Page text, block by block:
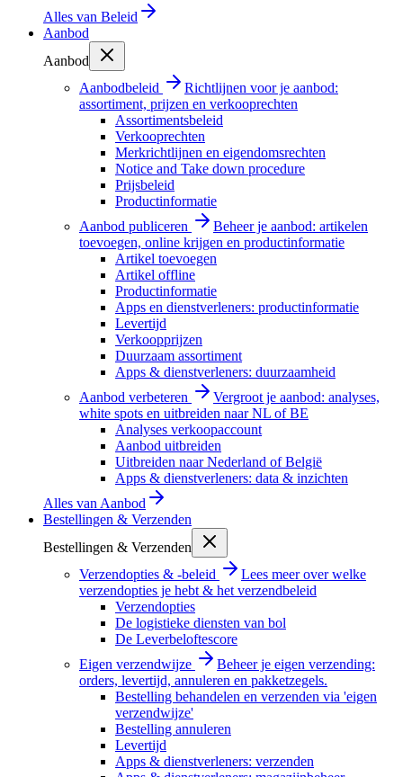
Alles van Beleid
Aanbod
Aanbod
Aanbodbeleid
Richtlijnen voor je aanbod:
assortiment, prijzen en verkooprechten
Assortimentsbeleid
Verkooprechten
Merkrichtlijnen en eigendomsrechten
Notice and Take down procedure
Prijsbeleid
Productinformatie
Aanbod publiceren
Beheer je aanbod: artikelen
toevoegen, online krijgen en productinformatie
Artikel toevoegen
Artikel offline
Productinformatie
Apps en dienstverleners: productinformatie
Levertijd
Verkoopprijzen
Duurzaam assortiment
Apps & dienstverleners: duurzaamheid
Aanbod verbeteren
Vergroot je aanbod: analyses,
white spots en uitbreiden naar NL of BE
Analyses verkoopaccount
Aanbod uitbreiden
Uitbreiden naar Nederland of België
Apps & dienstverleners: data & inzichten
Alles van Aanbod
Bestellingen & Verzenden
Bestellingen & Verzenden
Verzendopties & -beleid
Lees meer over welke
verzendopties je hebt & het verzendbeleid
Verzendopties
De logistieke diensten van bol
De Leverbeloftescore
Eigen verzendwijze
Beheer je eigen verzending:
orders, levertijd, annuleren en pakketzegels.
Bestelling behandelen en verzenden via 'eigen
verzendwijze'
Bestelling annuleren
Levertijd
Apps & dienstverleners: verzenden